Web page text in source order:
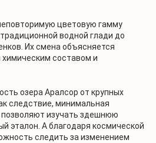
цветовую гамму
водной глади до
Их смена объясняется
составом и
озера Аралсор от крупных
следствие, минимальная
позволяют изучать здешнюю
эталон. А благодаря космической
следить за изменением